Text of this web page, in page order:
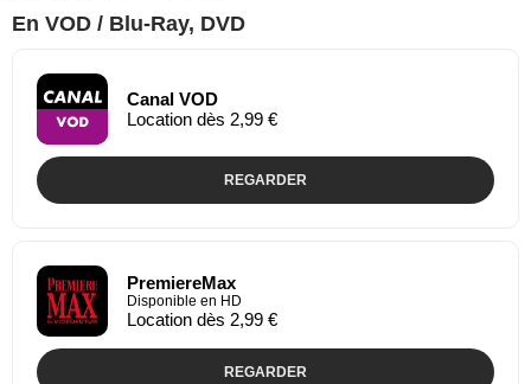
En VOD / Blu-Ray, DVD
Canal VOD
Location dès 2,99 €
REGARDER
PremiereMax
Disponible en HD
Location dès 2,99 €
REGARDER